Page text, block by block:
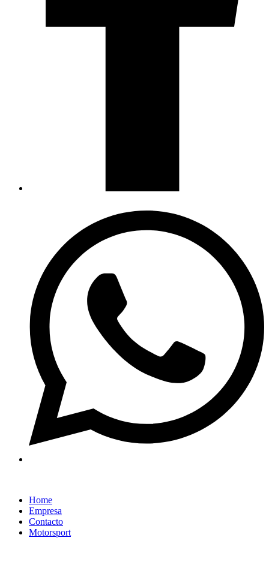
Home
Empresa
Contacto
Motorsport